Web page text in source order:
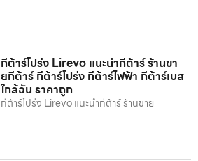
กีต้าร์โปร่ง Lirevo แนะนำกีต้าร์ ร้านขา
ยกีต้าร์ กีต้าร์โปร่ง กีต้าร์ไฟฟ้า กีต้าร์เบส
ใกล้ฉัน ราคาถูก
กีต้าร์โปร่ง Lirevo แนะนำกีต้าร์ ร้านขาย